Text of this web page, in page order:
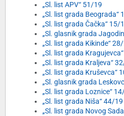
„Sl. list APV“ 51/19
„Sl. list grada Beograda“
„Sl. list grada Čačka“ 15/
„Sl. glasnik grada
„Sl. list grada Kikinde“
„Sl. list grada
„Sl. list grada Kraljeva“
„Sl. list grada Kruševca“
„Sl. glasnik grada
„Sl. list grada Loznice“
„Sl. list grada Niša“ 44/19
„Sl. list grada Novog